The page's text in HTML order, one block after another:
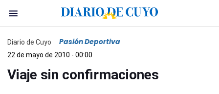
Diario de Cuyo Pasión Deportiva
22 de mayo de 2010 - 00:00
Viaje sin confirmaciones